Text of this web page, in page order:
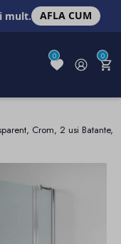
mult. AFLA CUM
0 0
Crom, 2 usi Batante,